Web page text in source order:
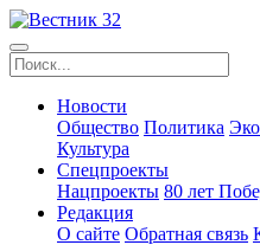
Новости
Общество Политика
Культура
Спецпроекты
Нацпроекты 80 лет
Редакция
О сайте Обратная связь